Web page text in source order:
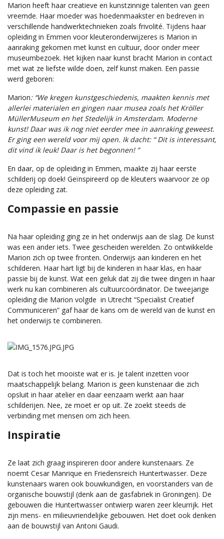
Marion heeft haar creatieve en kunstzinnige talenten van geen
vreemde. Haar moeder was hoedenmaakster en bedreven in
verschillende handwerktechnieken zoals frivolité. Tijdens haar
opleiding in Emmen voor kleuteronderwijzeres is Marion in
aanraking gekomen met kunst en cultuur, door onder meer
museumbezoek. Het kijken naar kunst bracht Marion in contact
met wat ze liefste wilde doen, zelf kunst maken. Een passie
werd geboren:
Marion: “We kregen kunstgeschiedenis, maakten kennis met
allerlei materialen en gingen naar musea zoals het Kröller
MüllerMuseum en het Stedelijk in Amsterdam. Moderne
kunst! Daar was ik nog niet eerder mee in aanraking geweest.
Er ging een wereld voor mij open. Ik dacht: “ Dit is interessant,
dit vind ik leuk! Daar is het begonnen! ”
En daar, op de opleiding in Emmen, maakte zij haar eerste
schilderij op doek! Geïnspireerd op de kleuters waarvoor ze op
deze opleiding zat.
Compassie en passie
Na haar opleiding ging ze in het onderwijs aan de slag. De kunst
was een ander iets. Twee gescheiden werelden. Zo ontwikkelde
Marion zich op twee fronten. Onderwijs aan kinderen en het
schilderen. Haar hart ligt bij de kinderen in haar klas, en haar
passie bij de kunst. Wat een geluk dat zij die twee dingen in haar
werk nu kan combineren als cultuurcoördinator. De tweejarige
opleiding die Marion volgde in Utrecht “Specialist Creatief
Communiceren” gaf haar de kans om de wereld van de kunst en
het onderwijs te combineren.
Dat is toch het mooiste wat er is. Je talent inzetten voor
maatschappelijk belang. Marion is geen kunstenaar die zich
opsluit in haar atelier en daar eenzaam werkt aan haar
schilderijen. Nee, ze moet er op uit. Ze zoekt steeds de
verbinding met mensen om zich heen.
Inspiratie
Ze laat zich graag inspireren door andere kunstenaars. Ze
noemt Cesar Manrique en Friedensreich Huntertwasser. Deze
kunstenaars waren ook bouwkundigen, en voorstanders van de
organische bouwstijl (denk aan de gasfabriek in Groningen). De
gebouwen die Huntertwasser ontwierp waren zeer kleurrijk. Het
zijn mens- en milieuvriendelijke gebouwen. Het doet ook denken
aan de bouwstijl van Antoni Gaudi.